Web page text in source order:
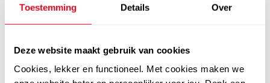
Toestemming Details Over
Deze website maakt gebruik van cookies
Cookies, lekker en functioneel. Met cookies maken we